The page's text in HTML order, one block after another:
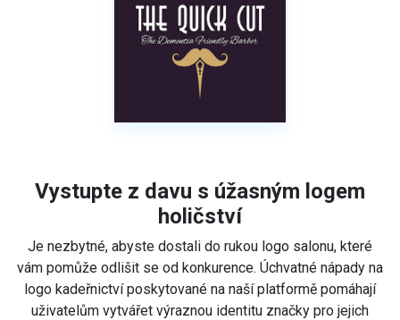
Vystupte z davu s úžasným logem
holičství
Je nezbytné, abyste dostali do rukou logo salonu, které
vám pomůže odlišit se od konkurence. Úchvatné nápady na
logo kadeřnictví poskytované na naší platformě pomáhají
uživatelům vytvářet výraznou identitu značky pro jejich